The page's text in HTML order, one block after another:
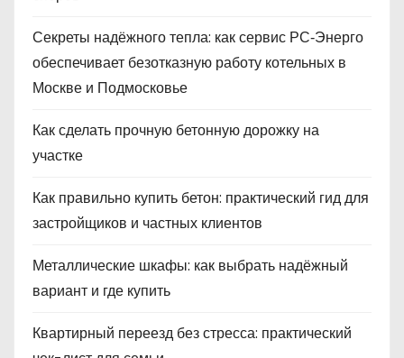
Секреты надёжного тепла: как сервис РС‑Энерго
обеспечивает безотказную работу котельных в
Москве и Подмосковье
Как сделать прочную бетонную дорожку на
участке
Как правильно купить бетон: практический гид для
застройщиков и частных клиентов
Металлические шкафы: как выбрать надёжный
вариант и где купить
Квартирный переезд без стресса: практический